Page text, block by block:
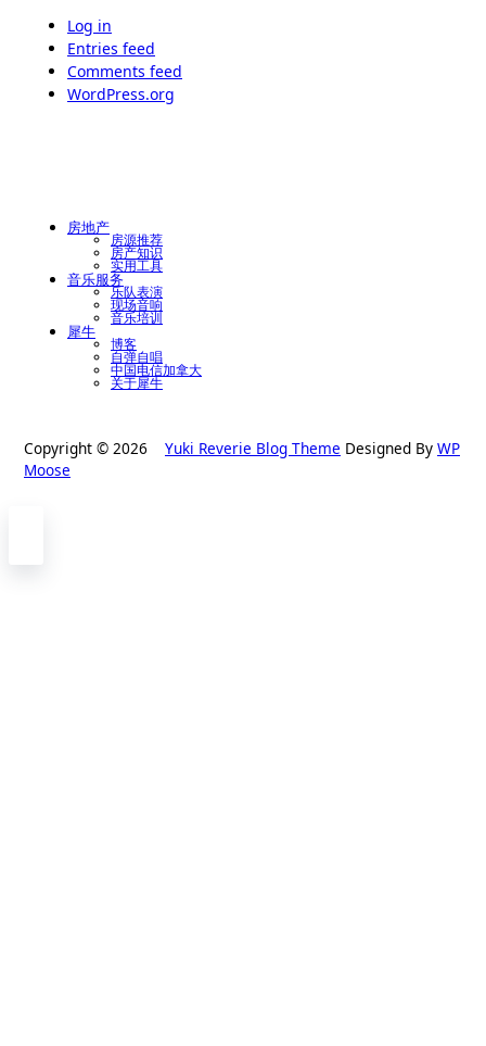
Log in
Entries feed
Comments feed
WordPress.org
房地产
房源推荐
房产知识
实用工具
音乐服务
乐队表演
现场音响
音乐培训
犀牛
博客
自弹自唱
中国电信加拿大
关于犀牛
Copyright © 2026 Yuki Reverie Blog Theme Designed By WP
Moose